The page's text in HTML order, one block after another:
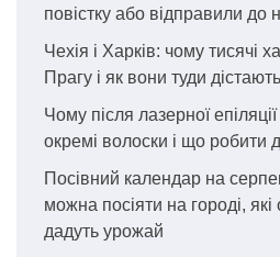
повістку або відправили до
Чехія і Харків: чому тисячі
Прагу і як вони туди
Чому після лазерної
окремі волоски і що робити
Посівний календар на
можна посіяти на городі, які
дадуть урожай